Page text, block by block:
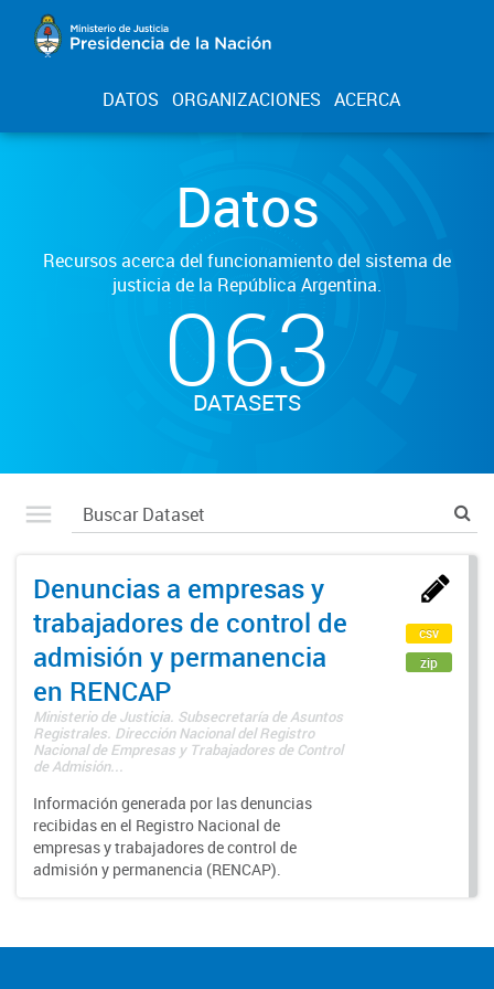
DATOS ORGANIZACIONES ACERCA
Datos
Recursos acerca del funcionamiento del sistema de
justicia de la República Argentina.
063
DATASETS
Denuncias a empresas y
trabajadores de control de
admisión y permanencia
en RENCAP
Ministerio de Justicia. Subsecretaría de Asuntos
Registrales. Dirección Nacional del Registro
Nacional de Empresas y Trabajadores de Control
de Admisión...
Información generada por las denuncias
recibidas en el Registro Nacional de
empresas y trabajadores de control de
admisión y permanencia (RENCAP).
csv
zip